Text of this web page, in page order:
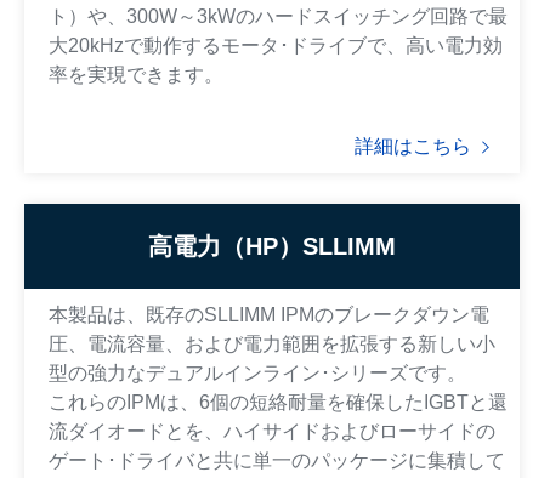
ト）や、300W～3kWのハードスイッチング回路で最
大20kHzで動作するモータ･ドライブで、高い電力効
率を実現できます。
詳細はこちら
高電力（HP）SLLIMM
本製品は、既存のSLLIMM IPMのブレークダウン電
圧、電流容量、および電力範囲を拡張する新しい小
型の強力なデュアルインライン･シリーズです。
これらのIPMは、6個の短絡耐量を確保したIGBTと還
流ダイオードとを、ハイサイドおよびローサイドの
ゲート･ドライバと共に単一のパッケージに集積して